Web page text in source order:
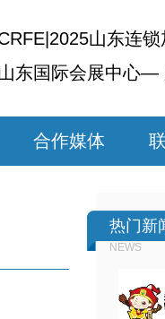
山东连锁
东国际会展中心—
合作媒体
热门新
NEWS